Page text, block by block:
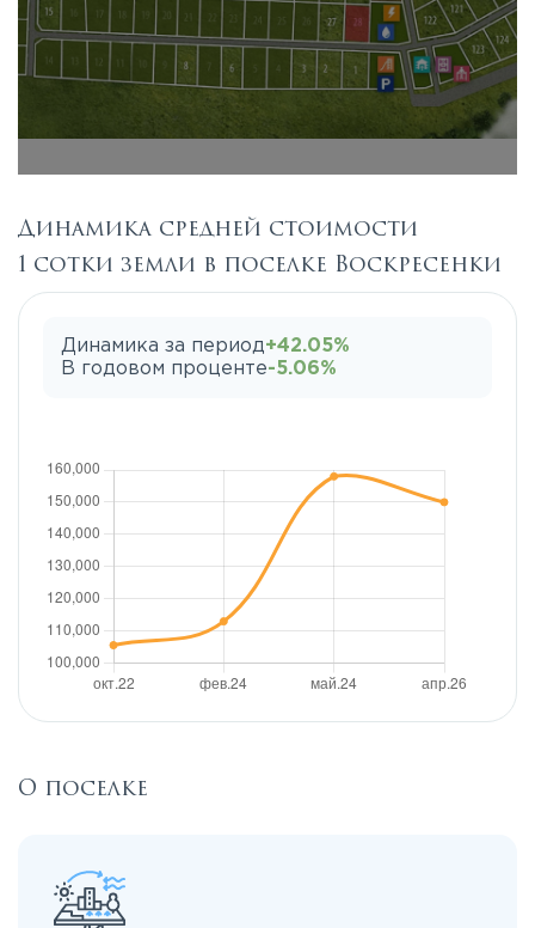
Динамика средней стоимости
1 сотки земли в поселке Воскресенки
Динамика за период+42.05%
В годовом проценте-5.06%
О поселке